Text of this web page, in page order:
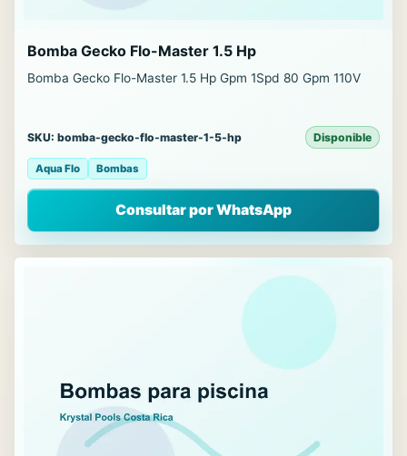
Bomba Gecko Flo-Master 1.5 Hp
Bomba Gecko Flo-Master 1.5 Hp Gpm 1Spd 80 Gpm 110V
SKU: bomba-gecko-flo-master-1-5-hp Disponible
Aqua Flo Bombas
Consultar por WhatsApp